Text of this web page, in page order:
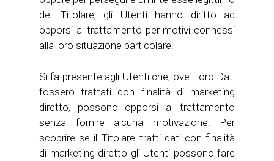
del Titolare, gli Utenti hanno diritto ad
opporsi al trattamento per motivi connessi
alla loro situazione particolare.
Si fa presente agli Utenti che, ove i loro Dati
fossero trattati con finalità di marketing
diretto, possono opporsi al trattamento
senza fornire alcuna motivazione. Per
scoprire se il Titolare tratti dati con finalità
di marketing diretto gli Utenti possono fare